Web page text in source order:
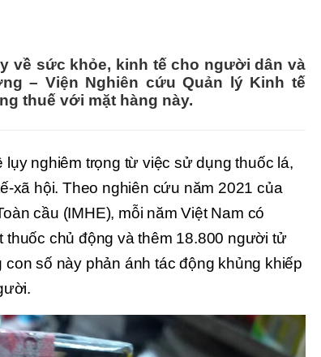
về sức khỏe, kinh tế cho người dân và
– Viện Nghiên cứu Quản lý Kinh tế
thuế với mặt hàng này.
nghiêm trọng từ việc sử dụng thuốc lá,
xã hội. Theo nghiên cứu năm 2021 của
cầu (IMHE), mỗi năm Việt Nam có
chủ động và thêm 18.800 người tử
số này phản ánh tác động khủng khiếp